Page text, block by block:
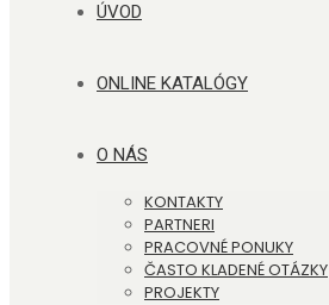
ÚVOD
ONLINE KATALÓGY
O NÁS
KONTAKTY
PARTNERI
PRACOVNÉ PONUKY
ČASTO KLADENÉ OTÁZKY
PROJEKTY